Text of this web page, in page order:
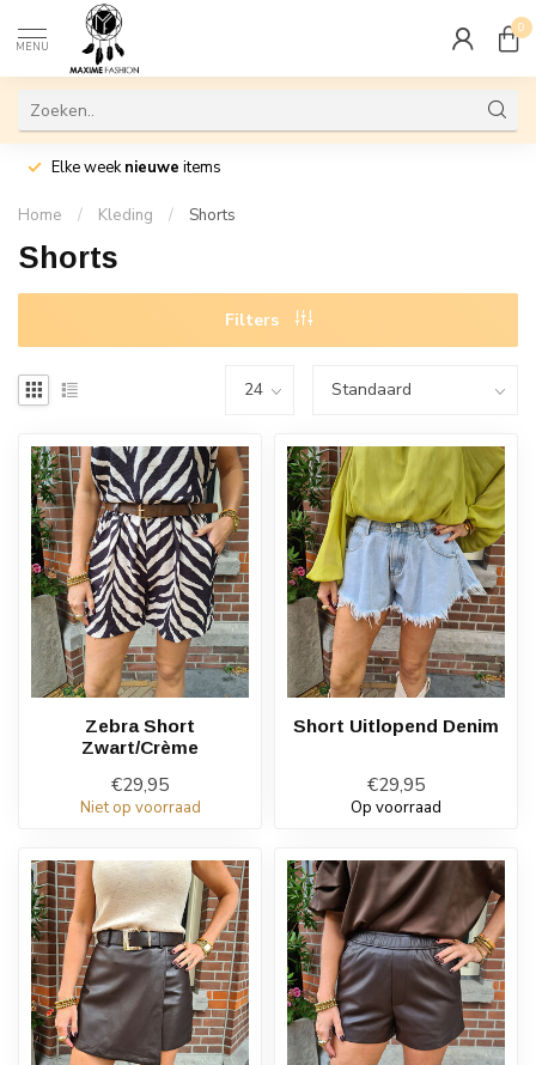
MENU
0
Elke weeknieuwe items
Home / Kleding / Shorts
Shorts
Filters
Zebra Short
Zwart/Crème
€29,95
Niet op voorraad
Short Uitlopend Denim
€29,95
Op voorraad